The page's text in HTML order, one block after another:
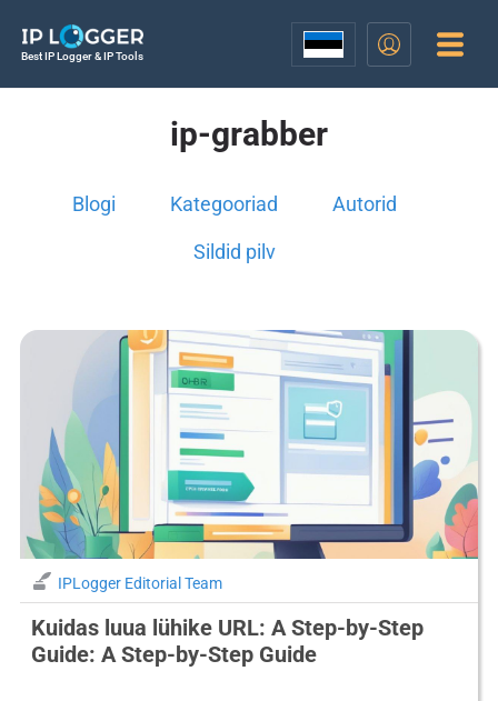
Best IP Logger & IP Tools
ip-grabber
Blogi Kategooriad Autorid
Sildid pilv
IPLogger Editorial Team
Kuidas luua lühike URL: A Step-by-Step
Guide: A Step-by-Step Guide